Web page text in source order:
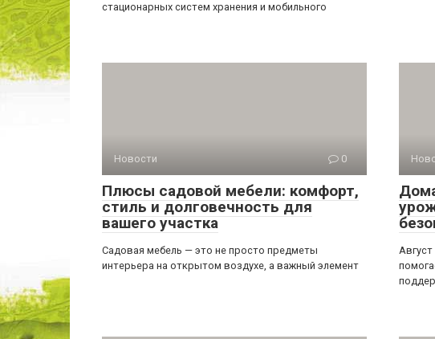
стационарных систем хранения и мобильного
Новости 0
Плюсы садовой мебели: комфорт,
стиль и долговечность для
вашего участка
Садовая мебель — это не просто предметы
интерьера на открытом воздухе, а важный элемент